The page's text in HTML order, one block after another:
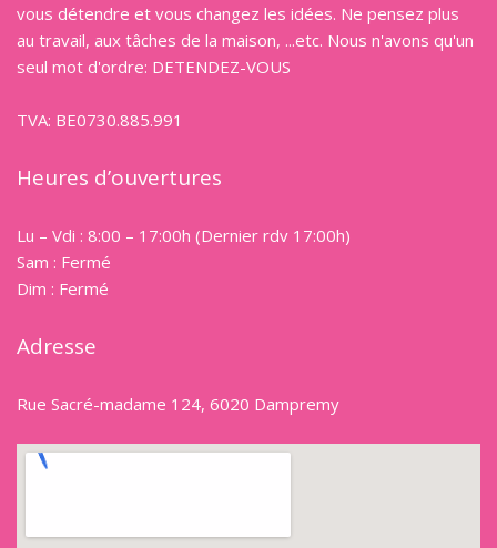
vous détendre et vous changez les idées. Ne pensez plus
au travail, aux tâches de la maison, ...etc. Nous n'avons qu'un
seul mot d'ordre: DETENDEZ-VOUS
TVA: BE0730.885.991
Heures d’ouvertures
Lu – Vdi : 8:00 – 17:00h (Dernier rdv 17:00h)
Sam : Fermé
Dim : Fermé
Adresse
Rue Sacré-madame 124, 6020 Dampremy